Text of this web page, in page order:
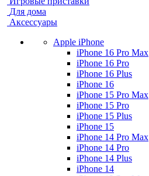
Для дома
Аксессуары
Apple iPhone
iPhone 16 Pro Max
iPhone 16 Pro
iPhone 16 Plus
iPhone 16
iPhone 15 Pro Max
iPhone 15 Pro
iPhone 15 Plus
iPhone 15
iPhone 14 Pro Max
iPhone 14 Pro
iPhone 14 Plus
iPhone 14